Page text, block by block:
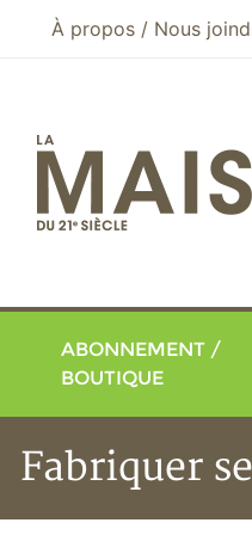
Aller au menu principal
Aller au contenu principal
À propos / Nous
ABONNEMENT /
BOUTIQUE
Fabriquer